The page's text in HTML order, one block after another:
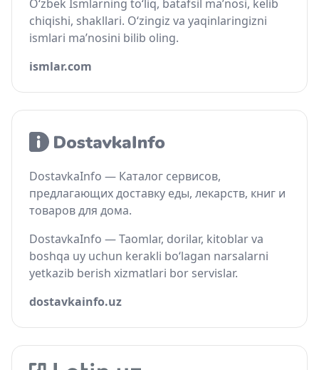
O‘zbek Ismlarning to‘liq, batafsil ma’nosi, kelib
chiqishi, shakllari. O‘zingiz va yaqinlaringizni
ismlari ma’nosini bilib oling.
ismlar.com
DostavkaInfo — Каталог сервисов,
предлагающих доставку еды, лекарств, книг и
товаров для дома.
DostavkaInfo — Taomlar, dorilar, kitoblar va
boshqa uy uchun kerakli bo‘lagan narsalarni
yetkazib berish xizmatlari bor servislar.
dostavkainfo.uz